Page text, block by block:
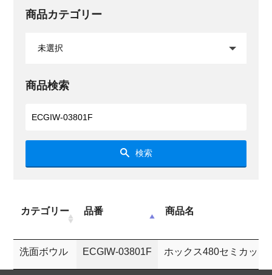
商品カテゴリー
商品検索
検索
カテゴリー 品番 商品名
洗面ボウル ECGIW-03801F ホックス480セミカッソ